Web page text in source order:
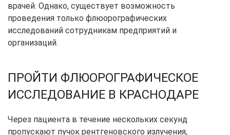
врачей. Однако, существует возможность
проведения только флюорографических
исследований сотрудникам предприятий и
организаций.
ПРОЙТИ ФЛЮОРОГРАФИЧЕСКОЕ
ИССЛЕДОВАНИЕ В КРАСНОДАРЕ
Через пациента в течение нескольких секунд
пропускают пучок рентгеновского излучения,